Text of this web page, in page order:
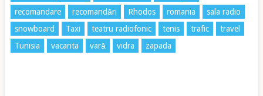
recomandare
recomandări Rhodos romania
sala radio
snowboard
Taxi teatru radiofonic tenis trafic
travel
Tunisia
vacanta vară vidra zapada